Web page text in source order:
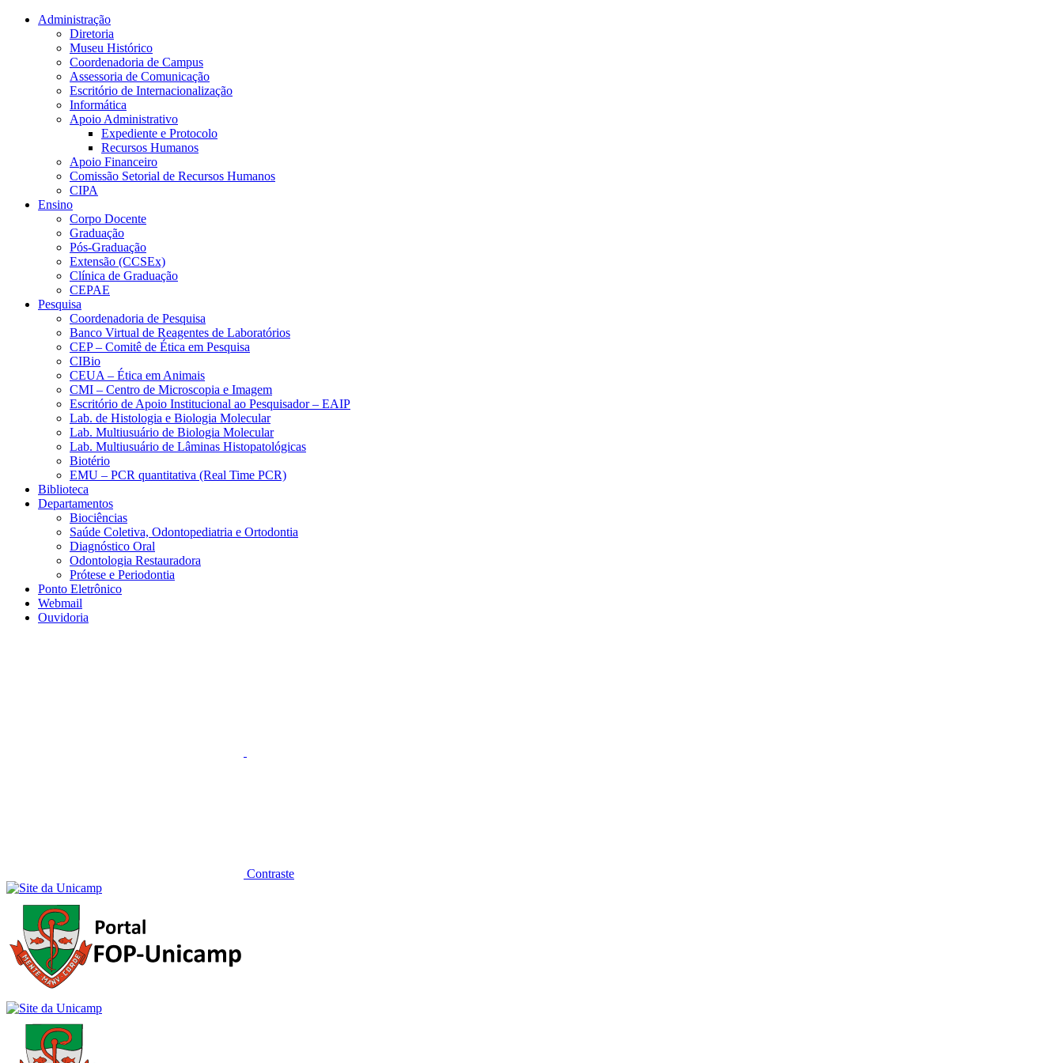
Conteúdo principal Menu principal
Administração
Diretoria
Museu Histórico
Coordenadoria de Campus
Assessoria de Comunicação
Escritório de Internacionalização
Informática
Apoio Administrativo
Expediente e Protocolo
Recursos Humanos
Apoio Financeiro
Comissão Setorial de Recursos Humanos
CIPA
Ensino
Corpo Docente
Graduação
Pós-Graduação
Extensão (CCSEx)
Clínica de Graduação
CEPAE
Pesquisa
Coordenadoria de Pesquisa
Banco Virtual de Reagentes de Laboratórios
CEP – Comitê de Ética em Pesquisa
CIBio
CEUA – Ética em Animais
CMI – Centro de Microscopia e Imagem
Escritório de Apoio Institucional ao Pesquisador – EAIP
Lab. de Histologia e Biologia Molecular
Lab. Multiusuário de Biologia Molecular
Lab. Multiusuário de Lâminas Histopatológicas
Biotério
EMU – PCR quantitativa (Real Time PCR)
Biblioteca
Departamentos
Biociências
Saúde Coletiva, Odontopediatria e Ortodontia
Diagnóstico Oral
Odontologia Restauradora
Prótese e Periodontia
Ponto Eletrônico
Webmail
Ouvidoria
Contraste